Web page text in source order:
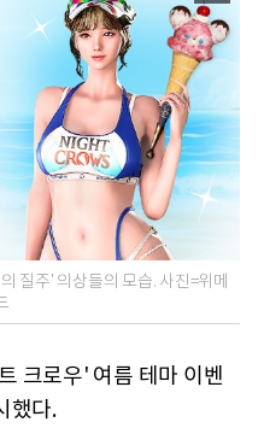
질주' 의상들의 모습. 사진=위메
크로우' 여름 테마 이벤
했다.